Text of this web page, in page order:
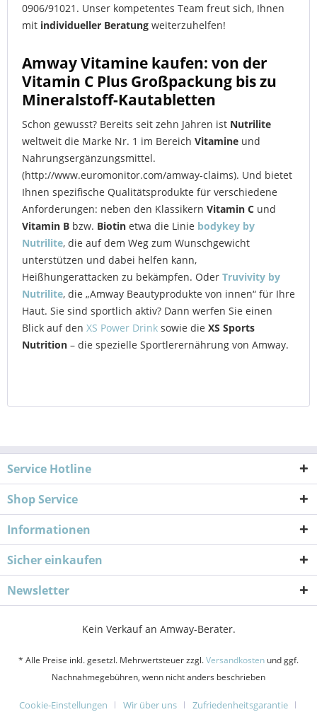
0906/91021. Unser kompetentes Team freut sich, Ihnen
mit individueller Beratung weiterzuhelfen!
Amway Vitamine kaufen: von der
Vitamin C Plus Großpackung bis zu
Mineralstoff-Kautabletten
Schon gewusst? Bereits seit zehn Jahren ist Nutrilite
weltweit die Marke Nr. 1 im Bereich Vitamine und
Nahrungsergänzungsmittel.
(http://www.euromonitor.com/amway-claims). Und bietet
Ihnen spezifische Qualitätsprodukte für verschiedene
Anforderungen: neben den Klassikern Vitamin C und
Vitamin B bzw. Biotin etwa die Linie bodykey by
Nutrilite, die auf dem Weg zum Wunschgewicht
unterstützen und dabei helfen kann,
Heißhungerattacken zu bekämpfen. Oder Truvivity by
Nutrilite, die „Amway Beautyprodukte von innen“ für Ihre
Haut. Sie sind sportlich aktiv? Dann werfen Sie einen
Blick auf den XS Power Drink sowie die XS Sports
Nutrition – die spezielle Sportlerernährung von Amway.
Service Hotline
Shop Service
Informationen
Sicher einkaufen
Newsletter
Kein Verkauf an Amway-Berater.
* Alle Preise inkl. gesetzl. Mehrwertsteuer zzgl.Versandkosten und ggf.
Nachnahmegebühren, wenn nicht anders beschrieben
Cookie-Einstellungen Wir über uns Zufriedenheitsgarantie